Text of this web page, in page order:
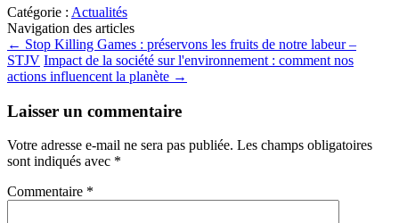
Catégorie : Actualités
Navigation des articles
← Stop Killing Games : préservons les fruits de notre labeur –
STJV Impact de la société sur l'environnement : comment nos
actions influencent la planète →
Laisser un commentaire
Votre adresse e-mail ne sera pas publiée. Les champs obligatoires
sont indiqués avec *
Commentaire *